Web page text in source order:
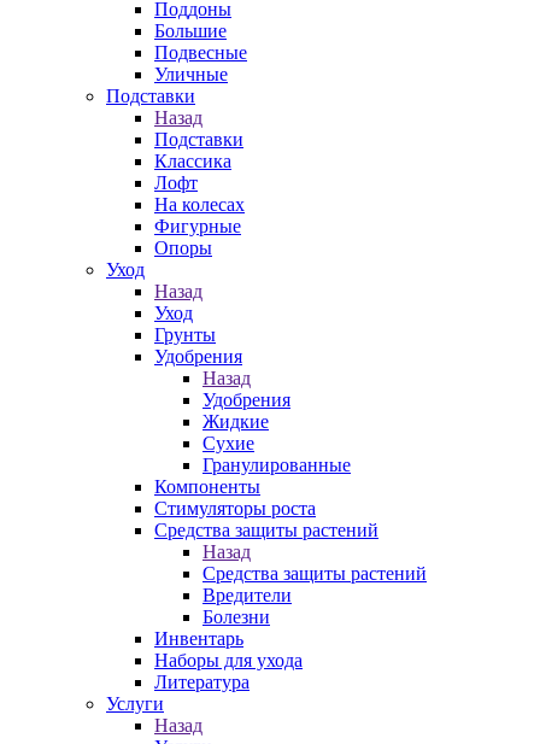
Поддоны
Большие
Подвесные
Уличные
Подставки
Назад
Подставки
Классика
Лофт
На колесах
Фигурные
Опоры
Уход
Назад
Уход
Грунты
Удобрения
Назад
Удобрения
Жидкие
Сухие
Гранулированные
Компоненты
Стимуляторы роста
Средства защиты растений
Назад
Средства защиты растений
Вредители
Болезни
Инвентарь
Наборы для ухода
Литература
Услуги
Назад